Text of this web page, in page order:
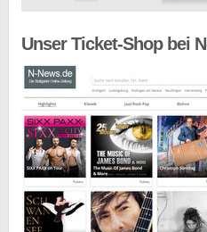
Unser Ticket-Shop bei